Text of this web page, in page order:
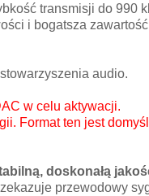
transmisji do 990
i bogatsza
audio.
w celu aktywacji.
Format ten jest
doskonałą
przewodowy